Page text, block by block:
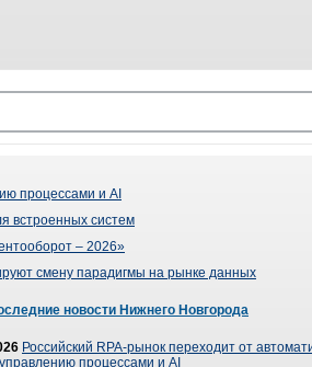
процессами и AI
встроенных систем
– 2026»
смену парадигмы на рынке данных
новости Нижнего Новгорода
Российский RPA-рынок переходит от
процессами и AI